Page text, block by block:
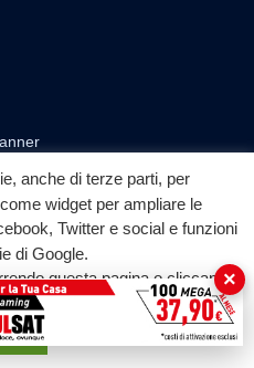
▶
YouTube
i diritti riservati
anche di terze parti, per
widget per ampliare le
Twitter e social e funzioni
di Google.
questa pagina o cliccando
all'uso dei cookie.
×